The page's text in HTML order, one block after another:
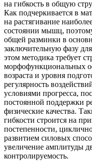
на гибкость в общую
Как подчеркивается в
на растягивание
состоянии мышц,
общей разминки в
заключительную фазу
этом методика требует
морфофункциональных
возраста и уровня
регулярность
условиями прогресса,
постоянной поддержки
физические качества.
гибкости строится на
постепенности,
развитием силовых
увеличение амплитуды
контролируемость.